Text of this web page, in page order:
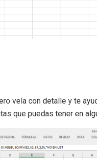
vela con detalle y te
que puedas tener en